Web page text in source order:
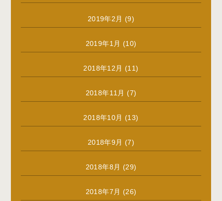
2019年2月 (9)
2019年1月 (10)
2018年12月 (11)
2018年11月 (7)
2018年10月 (13)
2018年9月 (7)
2018年8月 (29)
2018年7月 (26)